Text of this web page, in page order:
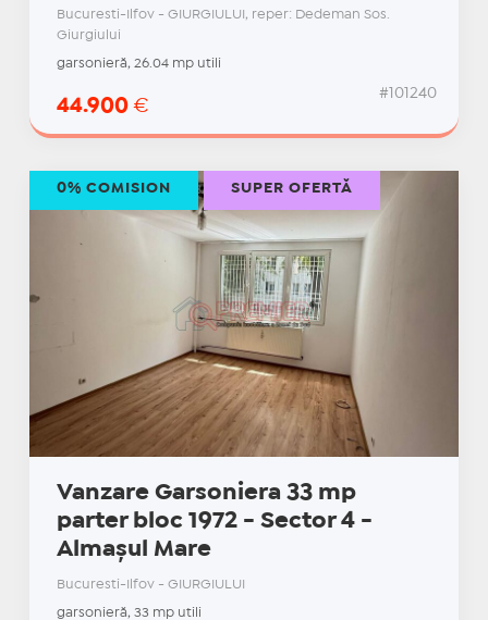
Bucuresti-Ilfov - GIURGIULUI, reper: Dedeman Sos.
Giurgiului
garsonieră, 26.04 mp utili
44.900 €
#101240
Vanzare Garsoniera 33 mp
parter bloc 1972 - Sector 4 -
Almașul Mare
Bucuresti-Ilfov - GIURGIULUI
garsonieră, 33 mp utili
0% COMISION SUPER OFERTĂ